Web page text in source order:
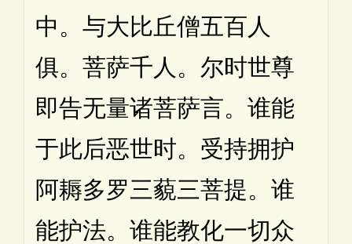
中。与大比丘僧五百人
俱。菩萨千人。尔时世尊
即告无量诸菩萨言。谁能
于此后恶世时。受持拥护
阿耨多罗三藐三菩提。谁
能护法。谁能教化一切众